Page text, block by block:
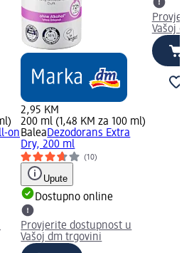
on
2,95 KM
200 ml (1,48 KM za 100 ml)
BaleaDezodorans Extra
Dry, 200 ml
(10)
Upute
Dostupno online
Provjerite dostupnost u
Vašoj dm trgovini
Vašoj